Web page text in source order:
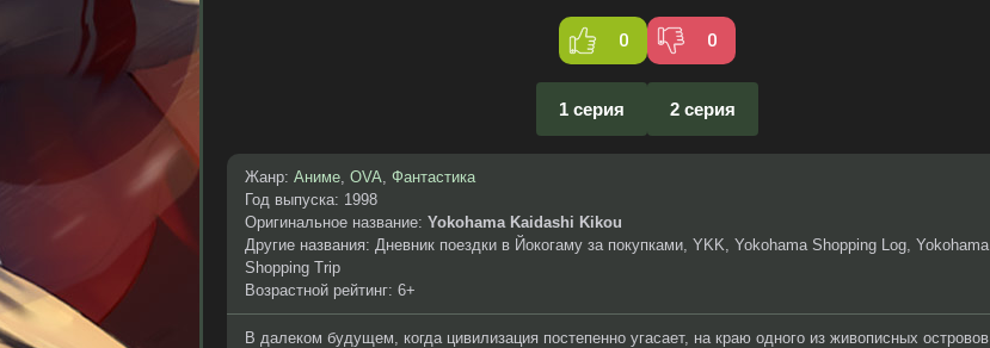
0 0
1 серия 2 серия
Жанр: Аниме, OVA, Фантастика
Год выпуска: 1998
Оригинальное название: Yokohama Kaidashi Kikou
Другие названия: Дневник поездки в Йокогаму за покупками, YKK, Yokohama Shopping Log, Yokohama
Shopping Trip
Возрастной рейтинг: 6+
В далеком будущем, когда цивилизация постепенно угасает, на краю одного из живописных островов